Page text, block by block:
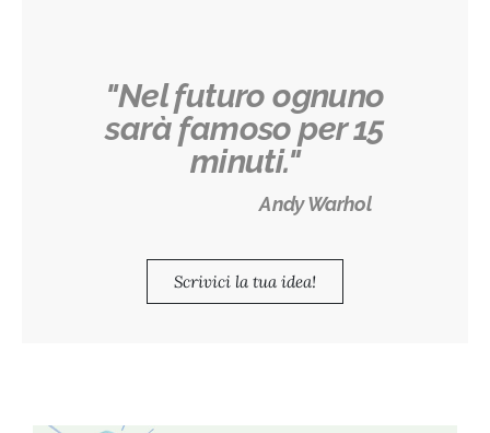
"Nel futuro ognuno
sarà famoso per 15
minuti."
Andy Warhol
Scrivici la tua idea!